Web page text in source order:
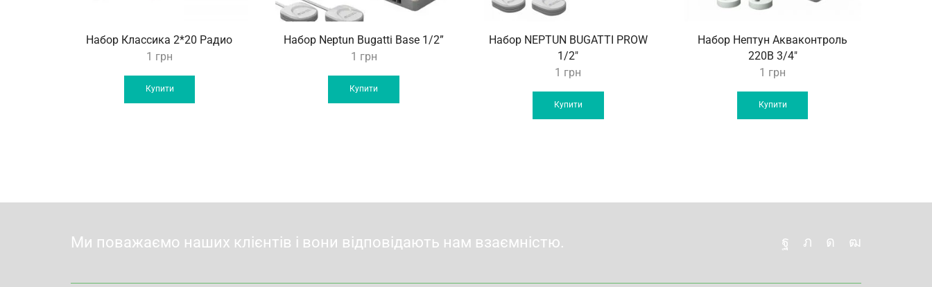
Набор Классика 2*20 Радио
1 грн
Купити
Набор Neptun Bugatti Base 1/2”
1 грн
Купити
Набор NEPTUN BUGATTI PROW
1/2″
1 грн
Купити
Набор Нептун Акваконтроль
220B 3/4″
1 грн
Купити
Ми поважаємо наших клієнтів і вони відповідають нам взаємністю.